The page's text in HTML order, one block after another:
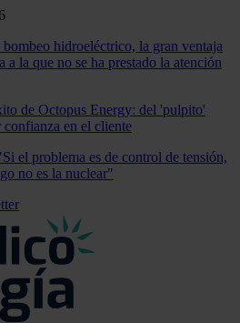
hidroeléctrico, la gran ventaja
a la que no se ha prestado la atención
de Octopus Energy: del 'pulpito'
confianza en el cliente
el problema es de control de tensión,
no es la nuclear"